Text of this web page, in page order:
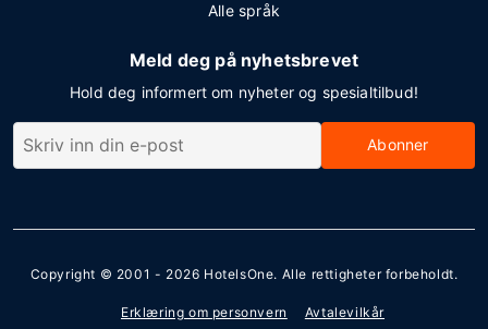
Alle språk
Meld deg på nyhetsbrevet
Hold deg informert om nyheter og spesialtilbud!
Abonner
Copyright © 2001 - 2026 HotelsOne. Alle rettigheter forbeholdt.
Erklæring om personvern Avtalevilkår